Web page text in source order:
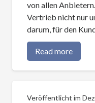
von allen
Vertrieb nicht nur
darum, für den
Read more
Veröffentlicht im